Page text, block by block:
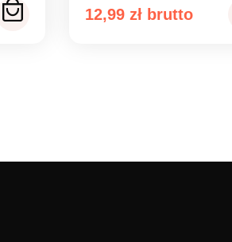
12,99 zł